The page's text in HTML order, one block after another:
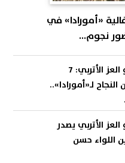
«أمورادا» في
نجوم...
أسامة أبو العز الأتربي: 7
لـ«أمورادا»..
الأتربي يصدر
اللواء حسن